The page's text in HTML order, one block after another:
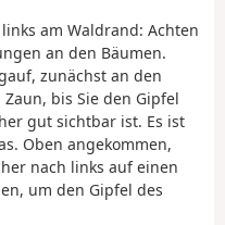
am Waldrand: Achten
an den Bäumen.
zunächst an den
bis Sie den Gipfel
gut sichtbar ist. Es ist
Oben angekommen,
nach links auf einen
um den Gipfel des